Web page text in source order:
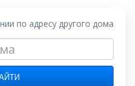
по адресу другого дома